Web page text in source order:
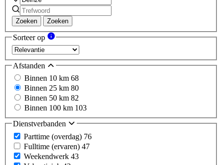
Zoeken Zoeken
Sorteer op
Afstanden
Binnen 10 km 68
Binnen 25 km 80
Binnen 50 km 82
Binnen 100 km 103
Dienstverbanden
Parttime (overdag) 76
Fulltime (ervaren) 47
Weekendwerk 43